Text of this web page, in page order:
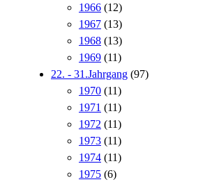
1966 (12)
1967 (13)
1968 (13)
1969 (11)
22. - 31.Jahrgang (97)
1970 (11)
1971 (11)
1972 (11)
1973 (11)
1974 (11)
1975 (6)